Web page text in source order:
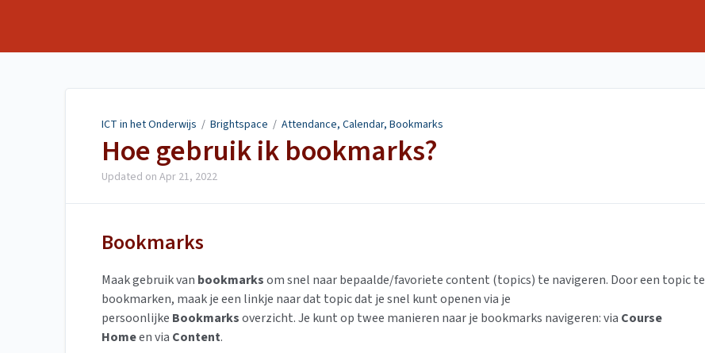
ICT in het Onderwijs / Brightspace / Attendance, Calendar, Bookmarks
Hoe gebruik ik bookmarks?
Updated on Apr 21, 2022
Bookmarks
Maak gebruik van bookmarksom snel naar bepaalde/favoriete content (topics) te navigeren. Door een topic te
bookmarken, maak je een linkje naar dat topic dat je snel kunt openen via je
persoonlijke Bookmarksoverzicht.Je kunt op twee manieren naar je bookmarks navigeren: via Course
Homeen via Content.